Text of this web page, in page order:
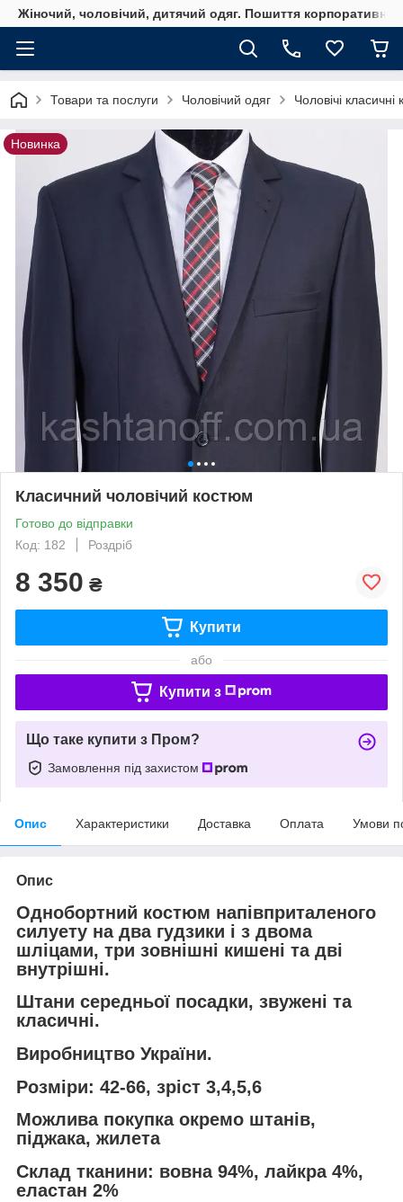
Жіночий, чоловічий, дитячий одяг. Пошиття
Товари та послуги Чоловічий одяг Чоловічі
Новинка
Класичний чоловічий костюм
Готово до відправки
Код: 182
Роздріб
8 350 ₴
Купити
або
Купити з
Що таке купити з Пром?
Замовлення під захистом
Опис Характеристики Доставка Оплата Умови
Опис
Однобортний костюм напівприталеного
силуету на два гудзики і з двома
шліцами, три зовнішні кишені та дві
внутрішні.
Штани середньої посадки, звужені та
класичні.
Виробництво України.
Розміри: 42-66, зріст 3,4,5,6
Можлива покупка окремо штанів,
піджака, жилета
Склад тканини: вовна 94%, лайкра 4%,
еластан 2%